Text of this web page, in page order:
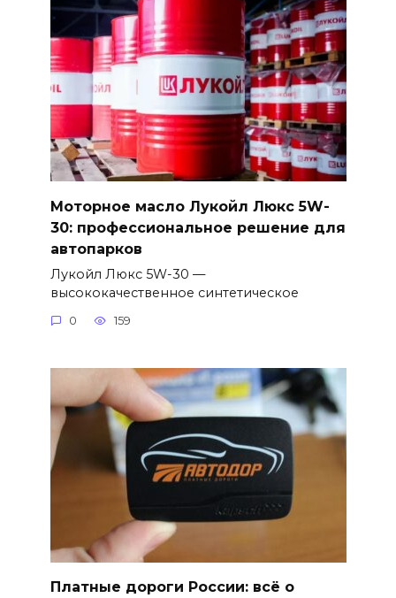
Моторное масло Лукойл Люкс 5W-
30: профессиональное решение для
автопарков
Лукойл Люкс 5W-30 —
высококачественное синтетическое
0 159
Платные дороги России: всё о